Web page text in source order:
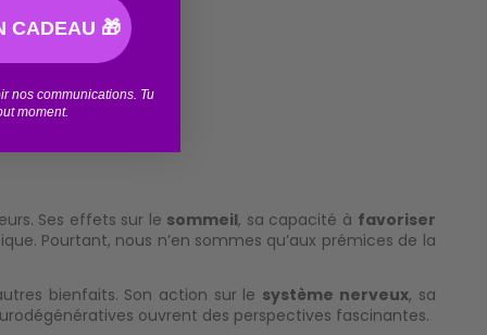
CBN.
Ses effets sur le sommeil, sa capacité à favoriser
Pourtant, nous n’en sommes qu’aux prémices de la
bienfaits. Son action sur le système nerveux, sa
ouvrent des perspectives fascinantes.
CADEAU 🎁
nos communications. Tu
moment.